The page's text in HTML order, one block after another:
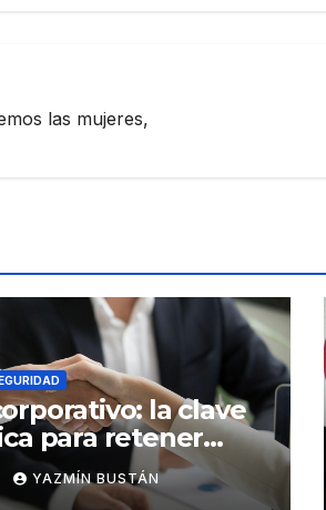
las mujeres,
la clave
para retener
Ecuador
YAZMÍN BUSTÁN